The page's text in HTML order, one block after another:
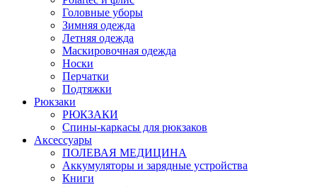
Головные уборы
Зимняя одежда
Летняя одежда
Маскировочная одежда
Носки
Перчатки
Подтяжки
Рюкзаки
РЮКЗАКИ
Спины-каркасы для рюкзаков
Аксессуары
ПОЛЕВАЯ МЕДИЦИНА
Аккумуляторы и зарядные устройства
Книги